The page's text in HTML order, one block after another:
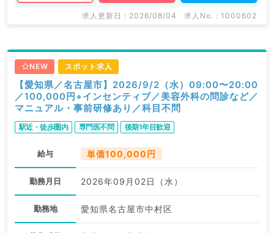
求人更新日 : 2026/08/04 求人No. : 1000602
NEW スポット求人
【愛知県／名古屋市】2026/9/2（水）09:00〜20:00
／100,000円+インセンティブ／美容外科の問診など／
マニュアル・事前研修あり／科目不問
駅近・徒歩圏内 専門医不問 後期1年目歓迎
給与 単価100,000円
勤務月日 2026年09月02日（水）
勤務地 愛知県名古屋市中村区